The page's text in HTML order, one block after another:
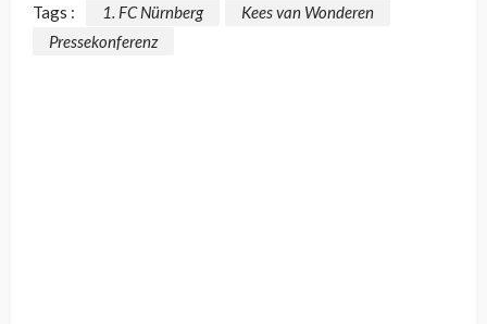
Tags : 1. FC Nürnberg
Kees van Wonderen
Pressekonferenz